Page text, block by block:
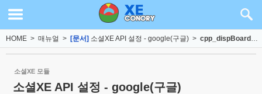
HOME > 매뉴얼 > [문서] 소셜XE API 설정 - google(구글) > cpp_dispBoardContent
소셜XE 모듈
소셜XE API 설정 - google(구글)